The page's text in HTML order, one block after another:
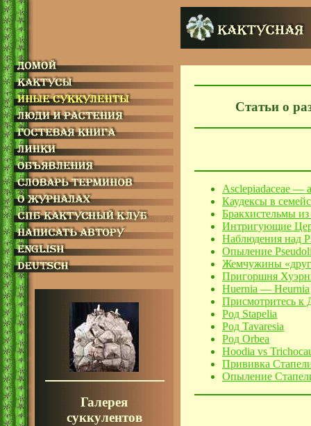
Статьи о
Asclepiadaceae —
Каудексы в
Бракхистельмы
Интригующие
Наблюдения над
Опыление
Жемчужины
Пригоршня
Huernia — Heurnia
Присмотритесь к
Род Stapelia
Род Tavaresia
Род Orbea
Hoodia vs
Прививка
Опыление
Галерея
суккулентов